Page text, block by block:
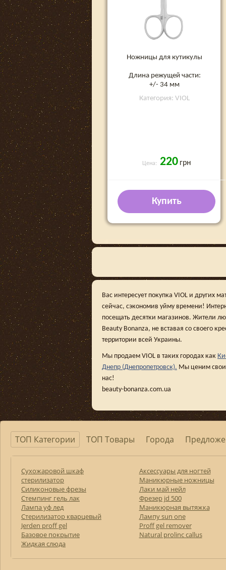
Ножницы для кутикулы
Длина режущей части:
+/- 34 мм
Категория: VIOL
Цена: 220 грн
Купить
Вас интересует покупка VIOL и других
сейчас, сэкономив уйму времени!
посещать десятки магазинов. Жители
Beauty Bonanza, не вставая со своего
территории всей Украины.
Мы продаем VIOL в таких городах как
Днепр (Днепропетровск). Мы ценим
нас!
beauty-bonanza.com.ua
ТОП Категории ТОП Товары Города
Сухожаровой шкаф
стерилизатор
Силиконовые фрезы
Стемпинг гель лак
Лампа уф лед
Стерилизатор кварцевый
Jerden proff gel
Базовое покрытие
Жидкая слюда
Аксессуары для ногтей
Маникюрные ножницы
Лаки май нейл
Фрезер jd 500
Маникюрная вытяжка
Лампу sun one
Proff gel remover
Natural prolinc callus